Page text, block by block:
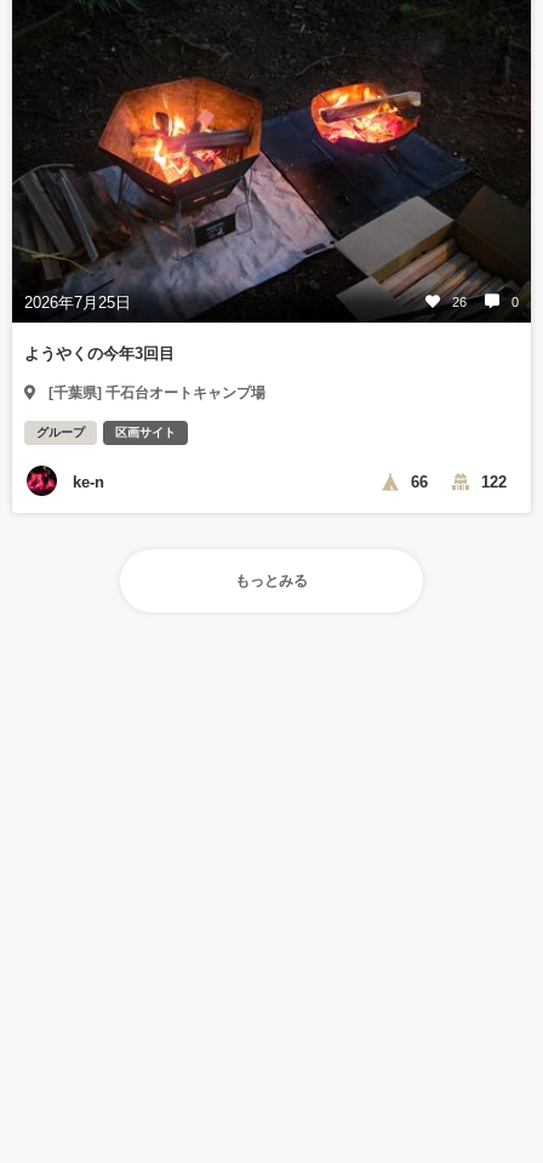
2026年7月25日 26 0
ようやくの今年3回目
[千葉県] 千石台オートキャンプ場
グループ 区画サイト
ke-n 66 122
もっとみる